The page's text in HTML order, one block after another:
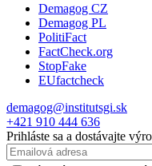
Demagog CZ
Demagog PL
PolitiFact
FactCheck.org
StopFake
EUfactcheck
demagog@institutsgi.sk
+421 910 444 636
Prihláste sa a dostávajte